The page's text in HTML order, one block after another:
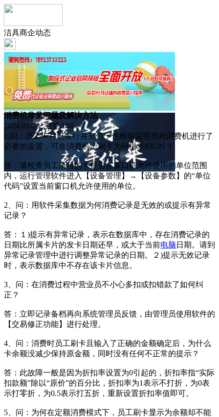
洁具商企动态
消费机常见问题及解决方法
2024-01-23 浏览:104
1.问：员工卡片已发行并充值，也根据说明书对消费机进行了
必要的设置，可在消费机上刷卡为何提示ER-05？
答：请检查员工所持的卡是否在窗口机允许使用的单位范围
内，运行管理软件进入【设备管理】→【设备参数】的“单位
代码”设置当前窗口机允许使用的单位。
2、问：用软件采集数据为何消费记录是无效的或提示有异常
记录？
答：１)提示有异常记录，表示在数据库中，存在消费记录的
日期比所属卡片的发卡日期还早，或大于当前电脑 日期。请到
异常记录管理中进行调整异常记录的日期。２)提示无效记录
时，表示数据库中不存在该卡片信息。
3、问：在消费过程中营业员不小心多扣或扣错款了如何纠
正？
答：立即记录备档再向系统管理员反馈，由管理员使用软件的
【交易修正功能】进行处理。
4、问：消费时员工刷卡且输入了正确的金额确定后，为什么
卡余额没减少保持原金额，同时没有任何不正常的提示？
答：此故障一般是因为折扣率设置为0引起的，折扣率指“实际
扣款额”除以“原价”的百分比，折扣率为1表示不打折，为0表
示打零折，为0.5表示打五折，重新设置折扣率值即可。
5、问：为何在定额消费模式下，员工刷卡显示为余额却不能